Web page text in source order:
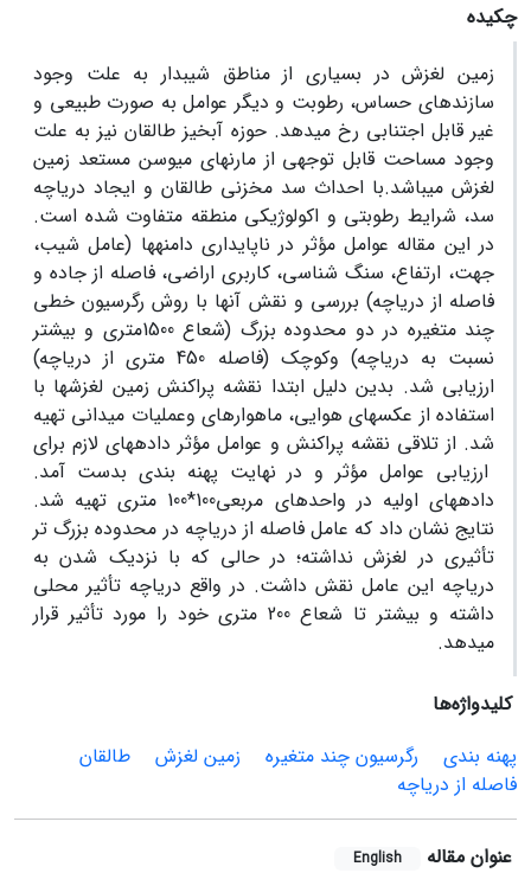
چکیده
زمین لغزش در بسیاری از مناطق شیبدار به علت وجود
سازند‏های حساس، رطوبت و دیگر عوامل به صورت طبیعی و
غیر قابل اجتنابی رخ می‏دهد. حوزه آبخیز طالقان نیز به علت
وجود مساحت قابل توجهی از مارن‏های میوسن مستعد زمین
لغزش می‏باشد.با احداث سد مخزنی طالقان و ایجاد دریاچه
سد، شرایط رطوبتی و اکولوژیکی منطقه متفاوت شده است.
در این مقاله عوامل مؤثر در ناپایداری دامنه‏ها (عامل شیب،
جهت، ارتفاع، سنگ شناسی، کاربری اراضی، فاصله از جاده و
فاصله از دریاچه) بررسی و نقش آنها با روش رگرسیون خطی
چند متغیره در دو محدوده بزرگ (شعاع 1500متری و بیشتر
نسبت به دریاچه) وکوچک (فاصله 450 متری از دریاچه)
ارزیابی شد. بدین دلیل ابتدا نقشه پراکنش زمین لغزش‏ها با
استفاده از عکس‏های هوایی، ماهواره‏ای وعملیات میدانی تهیه
شد. از تلاقی نقشه پراکنش و عوامل مؤثر داده‏های لازم برای
ارزیابی عوامل مؤثر و در نهایت پهنه بندی بدست آمد.
داده‏های اولیه در واحدهای مربعی100*100 متری تهیه شد.
نتایج نشان داد که عامل فاصله از دریاچه در محدوده بزرگ تر
تأثیری در لغزش نداشته؛ در حالی که با نزدیک شدن به
دریاچه این عامل نقش داشت. در واقع دریاچه تأثیر محلی
داشته و بیشتر تا شعاع 200 متری خود را مورد تأثیر قرار
می‏دهد.
کلیدواژه‌ها
پهنه بندی
رگرسیون چند متغیره زمین لغزش
طالقان
فاصله از دریاچه
عنوان مقاله English